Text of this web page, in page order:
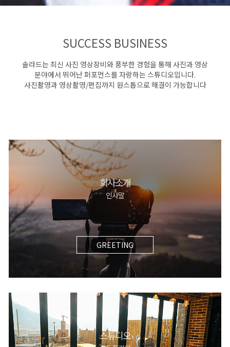
SUCCESS BUSINESS
솔라드는 최신 사진 영상장비와 풍부한 경험을 통해 사진과 영상
분야에서 뛰어난 퍼포먼스를 자랑하는 스튜디오입니다.
사진촬영과 영상촬영/편집까지 원스톱으로 해결이 가능합니다
회사소개
인사말
GREETING
스튜디오